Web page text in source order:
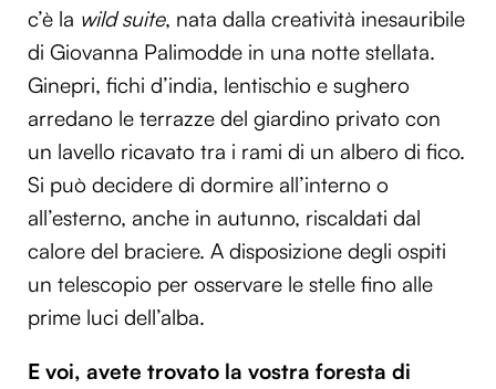
c’è la wild suite, nata dalla creatività inesauribile
di Giovanna Palimodde in una notte stellata.
Ginepri, fichi d’india, lentischio e sughero
arredano le terrazze del giardino privato con
un lavello ricavato tra i rami di un albero di fico.
Si può decidere di dormire all’interno o
all’esterno, anche in autunno, riscaldati dal
calore del braciere. A disposizione degli ospiti
un telescopio per osservare le stelle fino alle
prime luci dell’alba.
E voi, avete trovato la vostra foresta di